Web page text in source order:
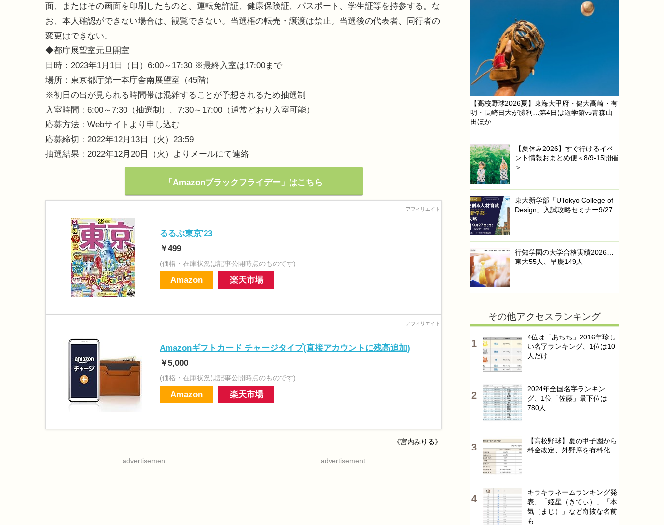
面、またはその画面を印刷したものと、運転免許証、健康保険証、パスポート、学生証等を持参する。な
お、本人確認ができない場合は、観覧できない。当選権の転売・譲渡は禁止。当選後の代表者、同行者の
変更はできない。
◆都庁展望室元旦開室
日時：2023年1月1日（日）6:00～17:30 ※最終入室は17:00まで
場所：東京都庁第一本庁舎南展望室（45階）
※初日の出が見られる時間帯は混雑することが予想されるため抽選制
入室時間：6:00～7:30（抽選制）、7:30～17:00（通常どおり入室可能）
応募方法：Webサイトより申し込む
応募締切：2022年12月13日（火）23:59
抽選結果：2022年12月20日（火）よりメールにて連絡
「Amazonブラックフライデー」はこちら
るるぶ東京'23
￥499
(価格・在庫状況は記事公開時点のものです)
Amazon 楽天市場
Amazonギフトカード チャージタイプ(直接アカウントに残高追加)
￥5,000
(価格・在庫状況は記事公開時点のものです)
Amazon 楽天市場
《宮内みりる》
advertisement advertisement
【高校野球2026夏】東海大甲府・健大高崎・有
明・長崎日大が勝利…第4日は遊学館vs青森山
田ほか
【夏休み2026】すぐ行けるイベ
ント情報おまとめ便＜8/9-15開催
＞
東大新学部「UTokyo College of
Design」入試攻略セミナー9/27
行知学園の大学合格実績2026…
東大55人、早慶149人
その他アクセスランキング
4位は「あちち」2016年珍し
い名字ランキング、1位は10
人だけ
2024年全国名字ランキン
グ、1位「佐藤」最下位は
780人
【高校野球】夏の甲子園から
料金改定、外野席を有料化
キラキラネームランキング発
表、「姫星（きてぃ）」「本
気（まじ）」など奇抜な名前
も